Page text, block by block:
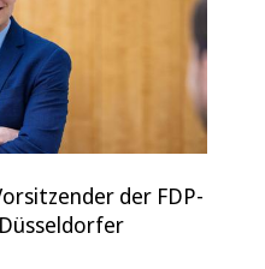
der FDP-